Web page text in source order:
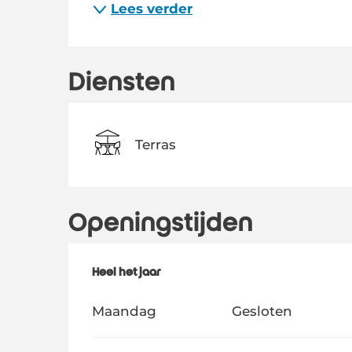
Lees verder
Diensten
Terras
Openingstijden
Heel het jaar
Heel het jaar
Maandag Gesloten